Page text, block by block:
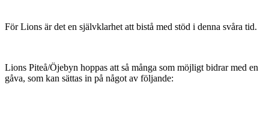
För Lions är det en självklarhet att bistå med stöd i denna svåra tid.
Lions Piteå/Öjebyn hoppas att så många som möjligt bidrar med en
gåva, som kan sättas in på något av följande: